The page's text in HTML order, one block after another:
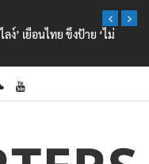
ง์’ เยือนไทย ขึงป้าย ‘ไม่